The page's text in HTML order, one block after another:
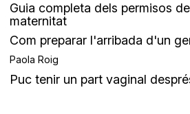
Guia completa dels permisos
maternitat
Com preparar l'arribada d'un
Paola Roig
Puc tenir un part vaginal